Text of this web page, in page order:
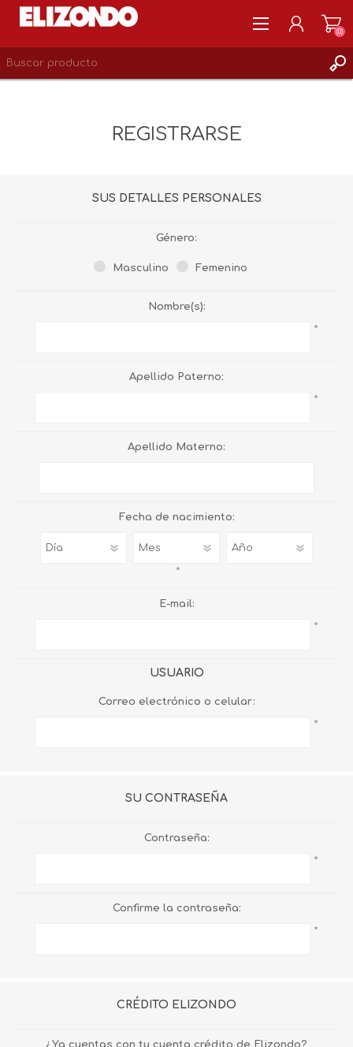
(0)
REGISTRARSE
SUS DETALLES PERSONALES
Género:
Masculino Femenino
Nombre(s):
*
Apellido Paterno:
*
Apellido Materno:
Fecha de nacimiento:
*
E-mail:
*
USUARIO
Correo electrónico o celular:
*
SU CONTRASEÑA
Contraseña:
*
Confirme la contraseña:
*
CRÉDITO ELIZONDO
¿Ya cuentas con tu cuenta crédito de Elizondo?